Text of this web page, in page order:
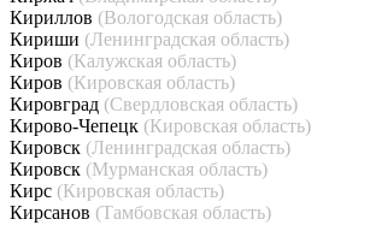
Кириллов (Вологодская область)
Кириши (Ленинградская область)
Киров (Калужская область)
Киров (Кировская область)
Кировград (Свердловская область)
Кирово-Чепецк (Кировская область)
Кировск (Ленинградская область)
Кировск (Мурманская область)
Кирс (Кировская область)
Кирсанов (Тамбовская область)